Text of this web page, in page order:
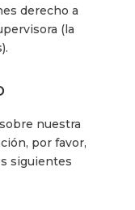
derecho a
(la
nuestra
por favor,
siguientes